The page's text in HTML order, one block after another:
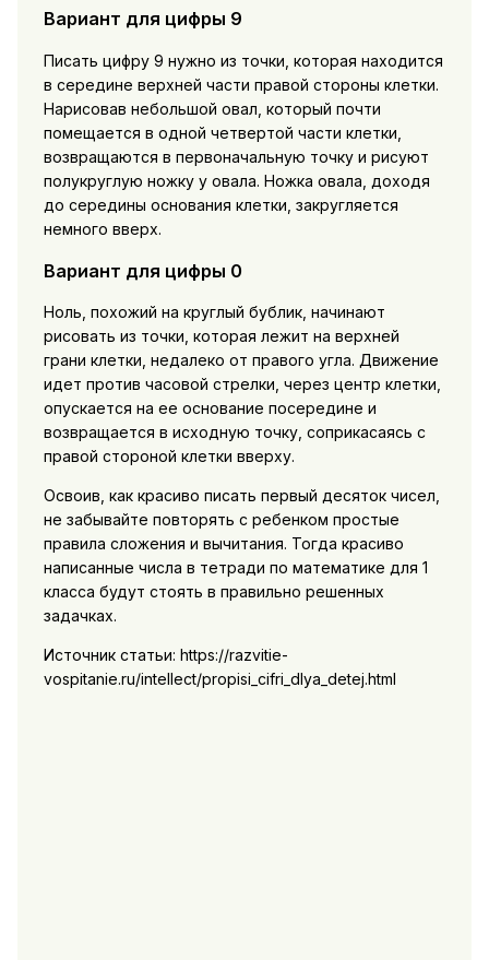
Вариант для цифры 9
Писать цифру 9 нужно из точки, которая находится
в середине верхней части правой стороны клетки.
Нарисовав небольшой овал, который почти
помещается в одной четвертой части клетки,
возвращаются в первоначальную точку и рисуют
полукруглую ножку у овала. Ножка овала, доходя
до середины основания клетки, закругляется
немного вверх.
Вариант для цифры 0
Ноль, похожий на круглый бублик, начинают
рисовать из точки, которая лежит на верхней
грани клетки, недалеко от правого угла. Движение
идет против часовой стрелки, через центр клетки,
опускается на ее основание посередине и
возвращается в исходную точку, соприкасаясь с
правой стороной клетки вверху.
Освоив, как красиво писать первый десяток чисел,
не забывайте повторять с ребенком простые
правила сложения и вычитания. Тогда красиво
написанные числа в тетради по математике для 1
класса будут стоять в правильно решенных
задачках.
Источник статьи: https://razvitie-
vospitanie.ru/intellect/propisi_cifri_dlya_detej.html